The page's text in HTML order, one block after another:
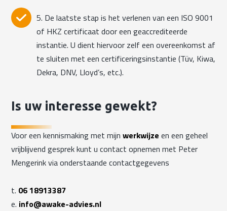
5. De laatste stap is het verlenen van een ISO 9001
of HKZ certificaat door een geaccrediteerde
instantie. U dient hiervoor zelf een overeenkomst af
te sluiten met een certificeringsinstantie (Tüv, Kiwa,
Dekra, DNV, Lloyd’s, etc.).
Is uw interesse gewekt?
Voor een kennismaking met mijnwerkwijze en een geheel
vrijblijvend gesprek kunt u contact opnemen met Peter
Mengerink via onderstaande contactgegevens
t. 06 18913387
e. info@awake-advies.nl